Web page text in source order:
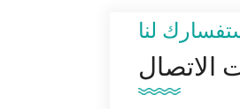
لنا
الاتصال